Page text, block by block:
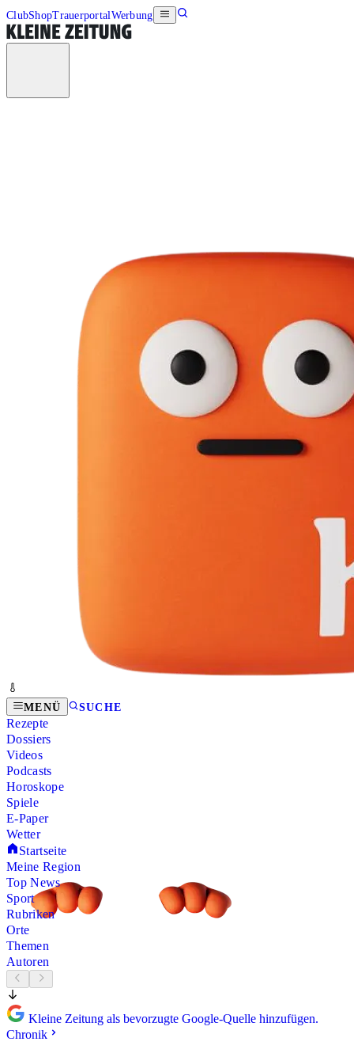
ClubShopTrauerportalWerbung
MENÜ SUCHE
Rezepte
Dossiers
Videos
Podcasts
Horoskope
Spiele
E-Paper
Wetter
Startseite
Meine Region
Top News
Sport
Rubriken
Orte
Themen
Autoren
Kleine Zeitung als bevorzugte Google-Quelle hinzufügen.
Chronik